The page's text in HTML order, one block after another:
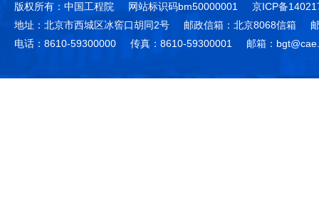
版权所有：中国工程院 网站标识码bm50000001
京ICP备
地址：北京市西城区冰窖口胡同2号
邮政信箱：北京8068信箱
电话：8610-59300000
传真：8610-59300001 邮箱：